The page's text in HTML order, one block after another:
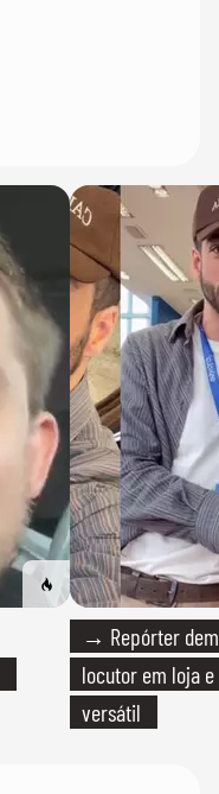
→ Repórter
locutor em loja
versátil